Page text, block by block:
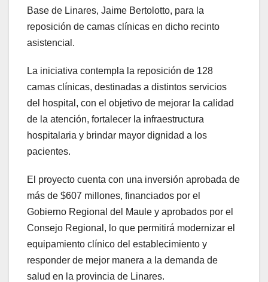
Base de Linares, Jaime Bertolotto, para la
reposición de camas clínicas en dicho recinto
asistencial.
La iniciativa contempla la reposición de 128
camas clínicas, destinadas a distintos servicios
del hospital, con el objetivo de mejorar la calidad
de la atención, fortalecer la infraestructura
hospitalaria y brindar mayor dignidad a los
pacientes.
El proyecto cuenta con una inversión aprobada de
más de $607 millones, financiados por el
Gobierno Regional del Maule y aprobados por el
Consejo Regional, lo que permitirá modernizar el
equipamiento clínico del establecimiento y
responder de mejor manera a la demanda de
salud en la provincia de Linares.